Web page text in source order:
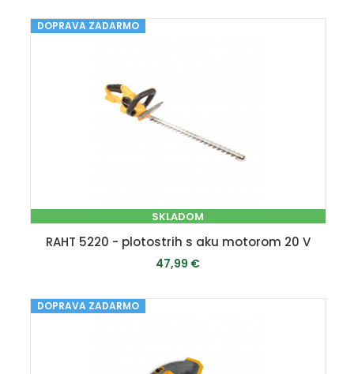
PRIDAŤ DO KOŠÍKA
DOPRAVA ZADARMO
SKLADOM
RAHT 5220 - plotostrih s aku motorom 20 V
47,99 €
PRIDAŤ DO KOŠÍKA
DOPRAVA ZADARMO